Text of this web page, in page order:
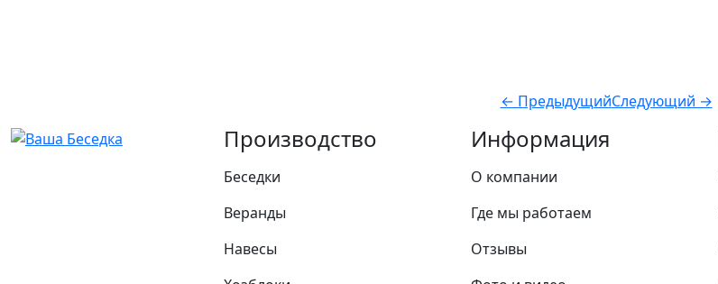
← ПредыдущийСледующий →
Производство
Беседки
Веранды
Навесы
Информация
О компании
Где мы работаем
Отзывы